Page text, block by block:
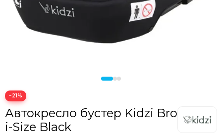
−21%
Автокресло бустер Kidzi Bro
i-Size Black